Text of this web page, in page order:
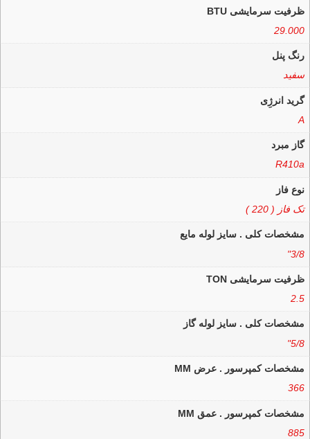
ظرفیت سرمایشی BTU
29.000
رنگ پنل
سفید
گرید انرژِی
A
گاز مبرد
R410a
نوع فاز
تک فاز ( 220 )
مشخصات کلی . سایز لوله مایع
3/8"
ظرفیت سرمایشی TON
2.5
مشخصات کلی . سایز لوله گاز
5/8"
مشخصات کمپرسور . عرض MM
366
مشخصات کمپرسور . عمق MM
885